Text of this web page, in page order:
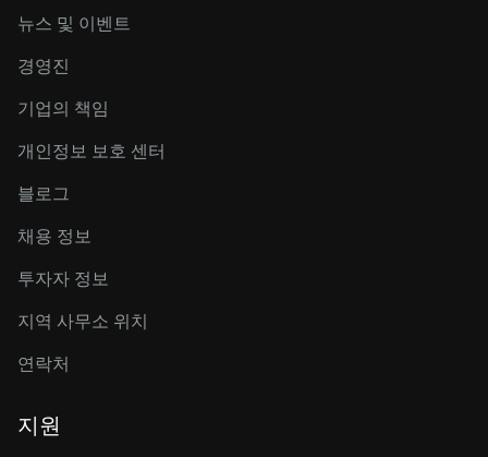
뉴스 및 이벤트
경영진
기업의 책임
개인정보 보호 센터
블로그
채용 정보
투자자 정보
지역 사무소 위치
연락처
지원